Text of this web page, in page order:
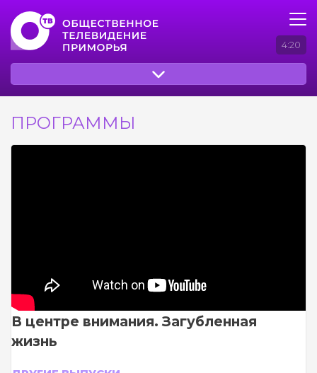
4:20
ПРОГРАММЫ
В центре внимания. Загубленная
жизнь